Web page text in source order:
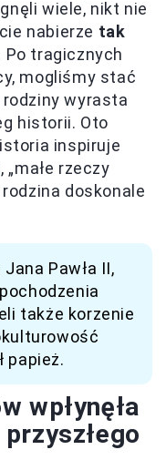
wiele, nikt nie
nabierze tak
Po tragicznych
mogliśmy stać
wyrasta
historii. Oto
inspiruje
rzeczy
doskonale
Pawła II,
także korzenie
papież.
wpłynęła